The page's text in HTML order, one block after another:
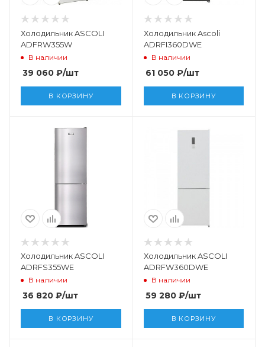
Холодильник ASCOLI
ADFRW355W
В наличии
39 060 ₽/шт
В КОРЗИНУ
Холодильник Ascoli
ADRFI360DWE
В наличии
61 050₽/шт
В КОРЗИНУ
Холодильник ASCOLI
ADRFS355WE
В наличии
36 820 ₽/шт
В КОРЗИНУ
Холодильник ASCOLI
ADRFW360DWE
В наличии
59 280₽/шт
В КОРЗИНУ